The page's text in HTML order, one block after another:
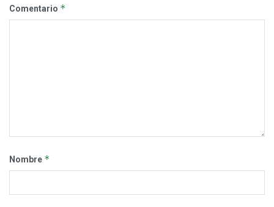
Comentario *
Nombre *